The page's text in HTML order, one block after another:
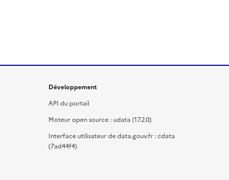
Développement
API du portail
Moteur open source : udata (17.2.0)
Interface utilisateur de data.gouv.fr : cdata
(7ad44f4)